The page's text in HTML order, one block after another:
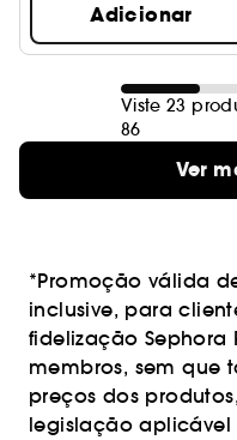
Adicionar
Viste 23
86
Ver
*Promoção válida
inclusive, para
fidelização Sephora
membros, sem que
preços dos
legislação